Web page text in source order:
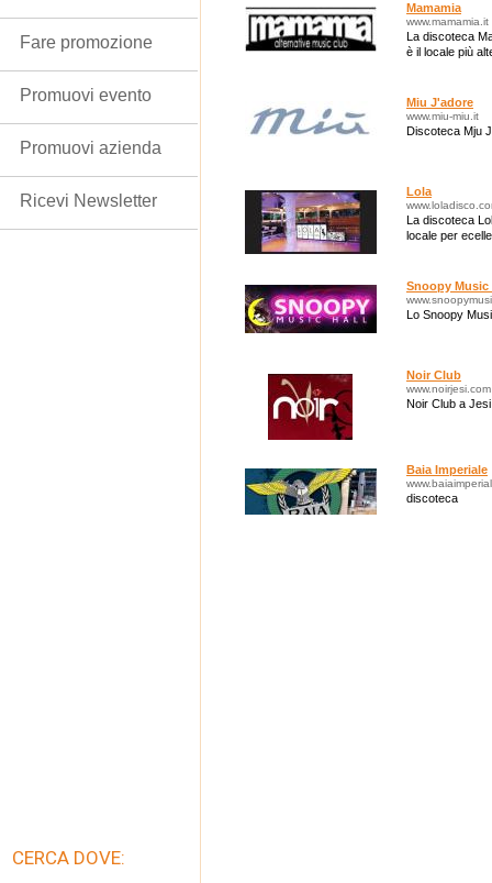
Mamamia
www.mamamia.it
La discoteca
è il locale più
Miu J'adore
www.miu-miu.it
Discoteca Mju
Lola
La discoteca
locale per
Snoopy Music
Lo Snoopy
Noir Club
www.noirjesi.com
Noir Club a Jesi
Baia Imperiale
discoteca
Fare promozione
Promuovi evento
Promuovi azienda
Ricevi Newsletter
CERCA DOVE: